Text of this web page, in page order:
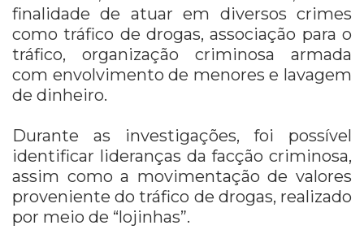
finalidade de atuar em diversos crimes
como tráfico de drogas, associação para o
tráfico, organização criminosa armada
com envolvimento de menores e lavagem
de dinheiro.
Durante as investigações, foi possível
identificar lideranças da facção criminosa,
assim como a movimentação de valores
proveniente do tráfico de drogas, realizado
por meio de “lojinhas”.